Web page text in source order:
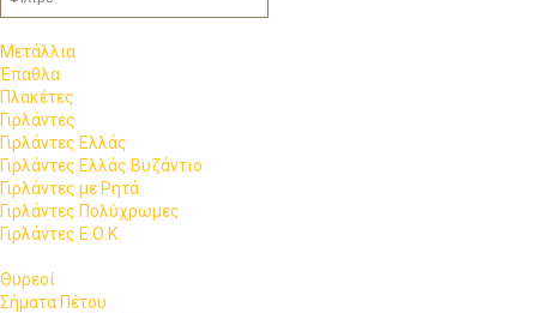
Μετάλλια
Έπαθλα
Πλακέτες
Γιρλάντες
Γιρλάντες Ελλάς
Γιρλάντες Ελλάς Βυζάντιο
Γιρλάντες με Ρητά
Γιρλάντες Πολύχρωμες
Γιρλάντες Ε.Ο.Κ.
Θυρεοί
Σήματα Πέτου